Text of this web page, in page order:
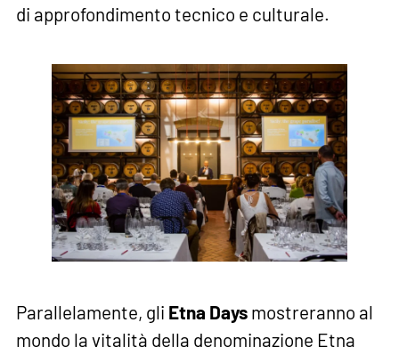
di approfondimento tecnico e culturale.
Parallelamente, gli Etna Days mostreranno al
mondo la vitalità della denominazione Etna